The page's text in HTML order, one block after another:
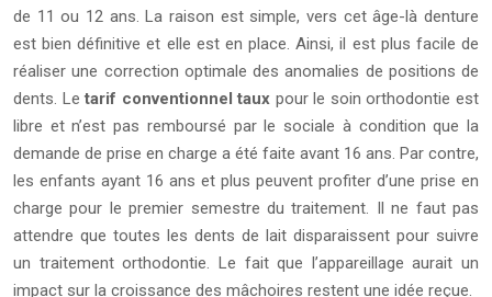
de 11 ou 12 ans. La raison est simple, vers cet âge-là denture
est bien définitive et elle est en place. Ainsi, il est plus facile de
réaliser une correction optimale des anomalies de positions de
dents. Letarif conventionnel taux pour le soin orthodontie est
libre et n’est pas remboursé par le sociale à condition que la
demande de prise en charge a été faite avant 16 ans. Par contre,
les enfants ayant 16 ans et plus peuvent profiter d’une prise en
charge pour le premier semestre du traitement. Il ne faut pas
attendre que toutes les dents de lait disparaissent pour suivre
un traitement orthodontie. Le fait que l’appareillage aurait un
impact sur la croissance des mâchoires restent une idée reçue.